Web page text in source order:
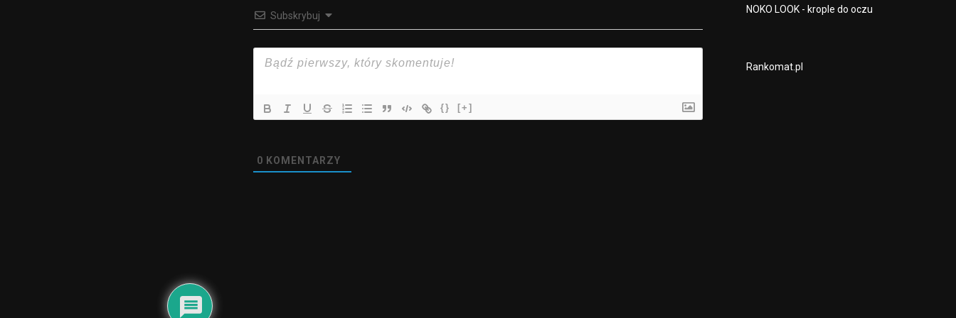
Subskrybuj
{} [+]
0 KOMENTARZY
NOKO LOOK - krople do oczu
Rankomat.pl